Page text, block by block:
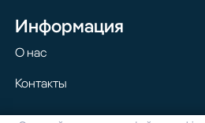
Информация
О нас
Контакты